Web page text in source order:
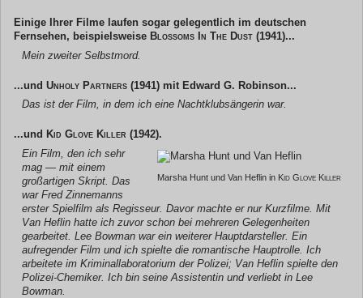
Einige Ihrer Filme laufen sogar gelegentlich im deutschen
Fernsehen, beispielsweise Blossoms In The Dust (1941)...
Mein zweiter Selbstmord.
...und Unholy Partners (1941) mit Edward G. Robinson...
Das ist der Film, in dem ich eine Nachtklubsängerin war.
...und Kid Glove Killer (1942).
Marsha Hunt und Van Heflin in Kid Glove Killer
Ein Film, den ich sehr
mag — mit einem
großartigen Skript. Das
war Fred Zinnemanns
erster Spielfilm als Regisseur. Davor machte er nur Kurzfilme. Mit
Van Heflin hatte ich zuvor schon bei mehreren Gelegenheiten
gearbeitet. Lee Bowman war ein weiterer Hauptdarsteller. Ein
aufregender Film und ich spielte die romantische Hauptrolle. Ich
arbeitete im Kriminallaboratorium der Polizei; Van Heflin spielte den
Polizei-Chemiker. Ich bin seine Assistentin und verliebt in Lee
Bowman.